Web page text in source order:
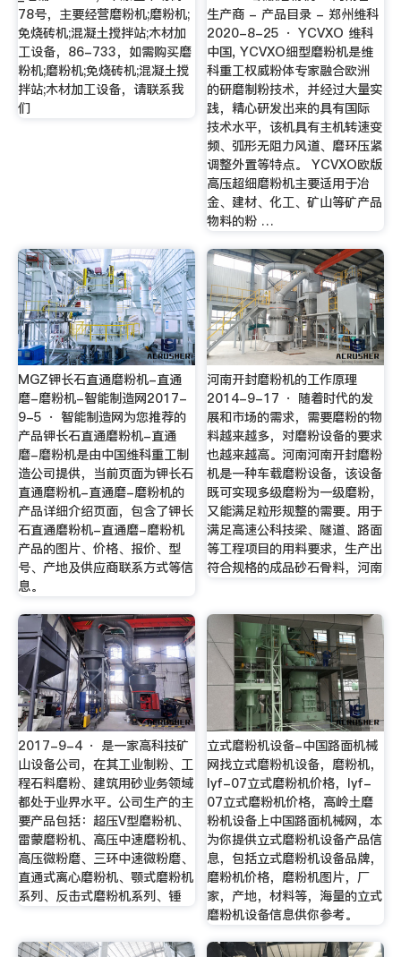
78号，主要经营磨粉机;磨粉机;
免烧砖机;混凝土搅拌站;木材加
工设备，86-733，如需购买磨
粉机;磨粉机;免烧砖机;混凝土搅
拌站;木材加工设备，请联系我
们
生产商 - 产品目录 - 郑州维科
2020-8-25 · YCVXO 维科
中国, YCVXO细型磨粉机是维
科重工权威粉体专家融合欧洲
的研磨制粉技术，并经过大量实
践，精心研发出来的具有国际
技术水平，该机具有主机转速变
频、弧形无阻力风道、磨环压紧
调整外置等特点。 YCVXO欧版
高压超细磨粉机主要适用于冶
金、建材、化工、矿山等矿产品
物料的粉 …
MGZ钾长石直通磨粉机-直通
磨-磨粉机-智能制造网2017-
9-5 · 智能制造网为您推荐的
产品钾长石直通磨粉机-直通
磨-磨粉机是由中国维科重工制
造公司提供，当前页面为钾长石
直通磨粉机-直通磨-磨粉机的
产品详细介绍页面，包含了钾长
石直通磨粉机-直通磨-磨粉机
产品的图片、价格、报价、型
号、产地及供应商联系方式等信
息。
河南开封磨粉机的工作原理
2014-9-17 · 随着时代的发
展和市场的需求，需要磨粉的物
料越来越多，对磨粉设备的要求
也越来越高。河南河南开封磨粉
机是一种车载磨粉设备，该设备
既可实现多级磨粉为一级磨粉，
又能满足粒形规整的需要。用于
满足高速公科技梁、隧道、路面
等工程项目的用料要求，生产出
符合规格的成品砂石骨料，河南
2017-9-4 · 是一家高科技矿
山设备公司，在其工业制粉、工
程石料磨粉、建筑用砂业务领域
都处于业界水平。公司生产的主
要产品包括：超压V型磨粉机、
雷蒙磨粉机、高压中速磨粉机、
高压微粉磨、三环中速微粉磨、
直通式离心磨粉机、颚式磨粉机
系列、反击式磨粉机系列、锤
立式磨粉机设备-中国路面机械
网找立式磨粉机设备，磨粉机，
lyf-07立式磨粉机价格，lyf-
07立式磨粉机价格，高岭土磨
粉机设备上中国路面机械网，本
为你提供立式磨粉机设备产品信
息，包括立式磨粉机设备品牌，
磨粉机价格，磨粉机图片，厂
家，产地，材料等，海量的立式
磨粉机设备信息供你参考。